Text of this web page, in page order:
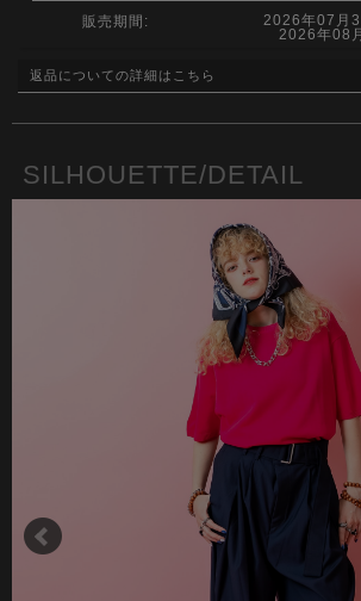
販売期間:
2026年07月
2026年08
返品についての詳細はこちら
SILHOUETTE/DETAIL